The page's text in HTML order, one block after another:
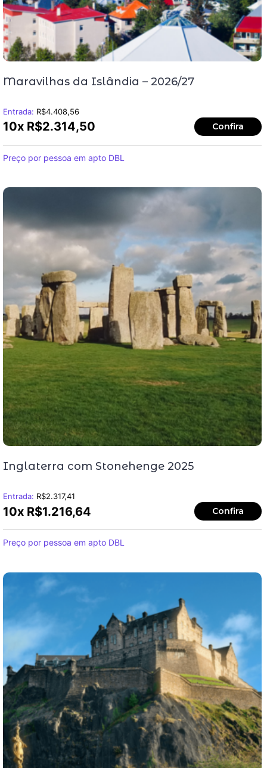
Maravilhas da Islândia – 2026/27
Entrada: R$4.408,56
10x R$2.314,50 Confira
Preço por pessoa em apto DBL
Inglaterra com Stonehenge 2025
Entrada: R$2.317,41
10x R$1.216,64 Confira
Preço por pessoa em apto DBL